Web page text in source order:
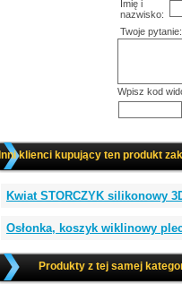
Imię i
nazwisko:
Twoje pytanie:
Wpisz kod
Inni klienci kupujący ten produkt
Kwiat STORCZYK silikonowy
Osłonka, koszyk wiklinowy
Produkty z tej samej